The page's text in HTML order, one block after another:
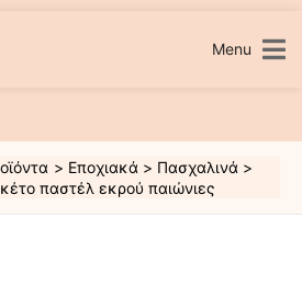
Menu
Εποχιακά
Πασχαλινά
παστέλ εκρού παιώνιες